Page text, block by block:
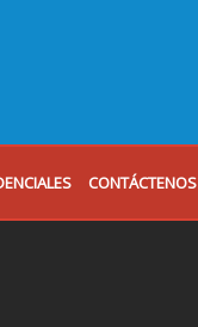
CONTÁCTENOS